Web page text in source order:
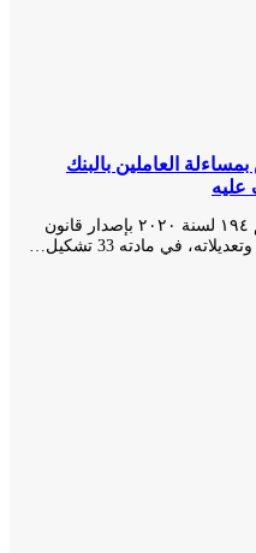
العاملين بالبنك
كتب: محمد علاء حدد القانون رقم ١٩٤ لسنة ٢٠٢٠ بإصدار قانون
مادته 33 تشكيل…